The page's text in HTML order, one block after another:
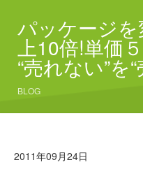
パッケージ
上10倍!単価
“売れない”を
BLOG
2011年09月24日